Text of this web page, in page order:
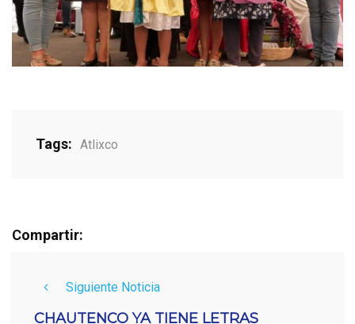
Tags: Atlixco
Compartir:
Siguiente Noticia
CHAUTENCO YA TIENE LETRAS